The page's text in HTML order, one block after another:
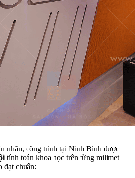
nhãn, công trình tại Ninh Bình được
tính toán khoa học trên từng milimet
đạt chuẩn: